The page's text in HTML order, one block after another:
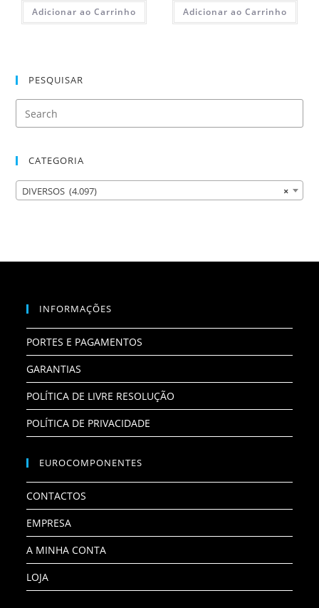
Adicionar ao Carrinho Adicionar ao Carrinho
PESQUISAR
CATEGORIA
×
DIVERSOS (4.097)
INFORMAÇÕES
PORTES E PAGAMENTOS
GARANTIAS
POLÍTICA DE LIVRE RESOLUÇÃO
POLÍTICA DE PRIVACIDADE
EUROCOMPONENTES
CONTACTOS
EMPRESA
A MINHA CONTA
LOJA